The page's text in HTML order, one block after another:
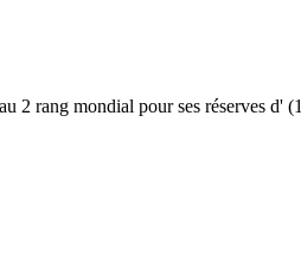
2 rang mondial pour ses réserves d'